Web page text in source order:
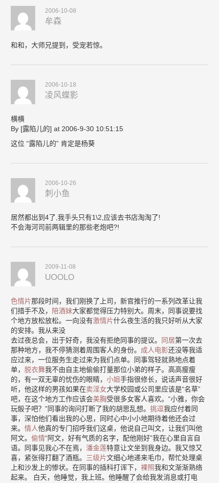
2006-10-08
牟森
和和，大师兄提到，受宠若惊。
2006-10-18
凌风蝶影
横横
By [露陷儿的] at 2006-9-30 10:51:15
这位 “露陷儿的” 肯定是杨葵
2006-10-26
刺小鱼
居然都出到4了,我手头只有1\2,应该去书店淘淘了!
不会海河司前两辑里的那些老炮吧?!
2009-11-08
UOOLO
色情片那段时间，我们刚换了上司，新官推行的一系列改革让我
们措手不及， 陪酒妹大家都觉得压力特别大。周末，同事说要找
个地方放松放松。一向没有激情片什么夜生活的我只好听从大家
的安排。我从来没
去过夜总会，出于好奇，我没有拒绝同事的提议。 同居第一次去
那种地方，我不停猜测着周围客人的身份。 成人电影还没等我适
应过来，一位服务生走过来为我们点单。同事驾轻就熟地点着
单， 脱衣舞我不由自主地偷偷打量那位小弟的样子。高高瘦瘦
的，有一双无辜的忧伤的眼睛，小姐手指很修长，说话声音很好
听，他这样的男孩如果在卖淫女大学校园或公司里应该是“名草”
吧，在这个地方工作应该会美胸受很多女客人喜欢。“小雅，你会
玩骰子吧？”同事的询问打断了我的胡思乱想。挑逗我应付着同
事，深怕他们看出我的心思，同时心中小小地期待着他还会过
来。情人他真的专门招呼我们这桌，他说自己叫文，让我们叫他
阿文。偷情“阿文，好有气质的名字，配他刚好”我在心里自言自
语。同事见我心不在焉， 潘金莲特意让文坐到我身边。我又惊又
喜，紧张得打翻了酒瓶。 三级片文细心地递来毛巾，帮忙处理桌
上和沙发上的惨状。在同事的插科打诨下，裸照我和文渐渐熟络
起来。 白天，他睡觉，我上班。他睡醒了会给我发消息或打电